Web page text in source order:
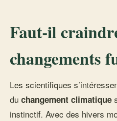
Faut-il
changements
Les scientifiques
du changement climatique
instinctif. Avec des hivers